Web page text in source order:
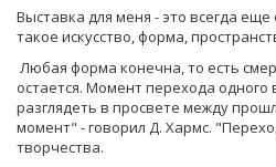
Выставка для меня - это всегда
такое искусство, форма,
Любая форма конечна, то есть
остается. Момент перехода одного
разглядеть в просвете между
момент" - говорил Д. Хармс.
творчества.